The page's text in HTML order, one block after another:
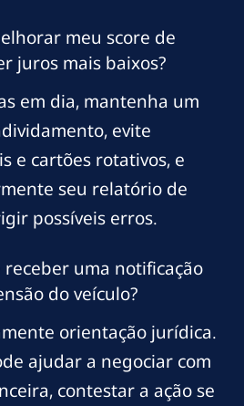
meu score de
juros mais baixos?
em dia, mantenha um
evite
e cartões rotativos, e
seu relatório de
possíveis erros.
receber uma notificação
do veículo?
orientação jurídica.
ajudar a negociar com
contestar a ação se